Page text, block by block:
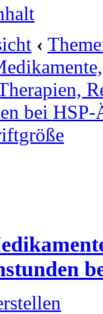
‹
bei HSP-